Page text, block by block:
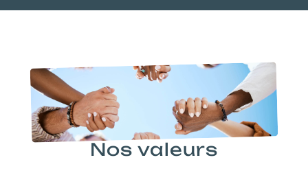
Nos valeurs